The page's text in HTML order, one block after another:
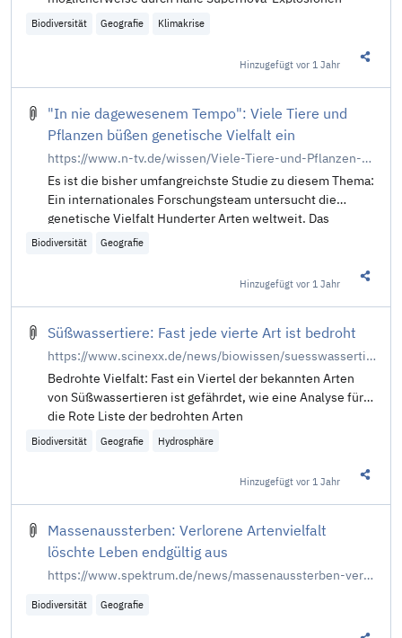
Biodiversität Geografie Klimakrise
Hinzugefügtvor 1 Jahr
"In nie dagewesenem Tempo": Viele Tiere und
Pflanzen büßen genetische Vielfalt ein
https://www.n-tv.de/wissen/Viele-Tiere-und-Pflanzen-buessen-genetische-Vielfalt-ein-article25533246.html
Es ist die bisher umfangreichste Studie zu diesem Thema:
Ein internationales Forschungsteam untersucht die
genetische Vielfalt Hunderter Arten weltweit. Das
Ergebnis ist besorgniserregend.
Biodiversität Geografie
Hinzugefügtvor 1 Jahr
Süßwassertiere: Fast jede vierte Art ist bedroht
https://www.scinexx.de/news/biowissen/suesswassertiere-fast-jede-vierte-art-ist-bedroht/
Bedrohte Vielfalt: Fast ein Viertel der bekannten Arten
von Süßwassertieren ist gefährdet, wie eine Analyse für
die Rote Liste der bedrohten Arten
Biodiversität Geografie Hydrosphäre
Hinzugefügtvor 1 Jahr
Massenaussterben: Verlorene Artenvielfalt
löschte Leben endgültig aus
https://www.spektrum.de/news/massenaussterben-verlorene-artenvielfalt-loeschte-leben-endgueltig-aus/2114343
Biodiversität Geografie